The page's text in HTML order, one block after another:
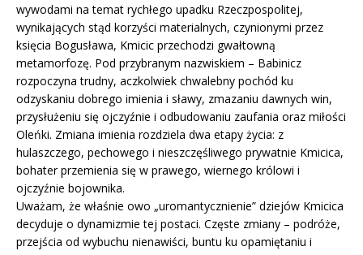
wywodami na temat rychłego upadku Rzeczpospolitej,
wynikających stąd korzyści materialnych, czynionymi przez
księcia Bogusława, Kmicic przechodzi gwałtowną
metamorfozę. Pod przybranym nazwiskiem – Babinicz
rozpoczyna trudny, aczkolwiek chwalebny pochód ku
odzyskaniu dobrego imienia i sławy, zmazaniu dawnych win,
przysłużeniu się ojczyźnie i odbudowaniu zaufania oraz miłości
Oleńki. Zmiana imienia rozdziela dwa etapy życia: z
hulaszczego, pechowego i nieszczęśliwego prywatnie Kmicica,
bohater przemienia się w prawego, wiernego królowi i
ojczyźnie bojownika.
Uważam, że właśnie owo „uromantycznienie” dziejów Kmicica
decyduje o dynamizmie tej postaci. Częste zmiany – podróże,
przejścia od wybuchu nienawiści, buntu ku opamiętaniu i